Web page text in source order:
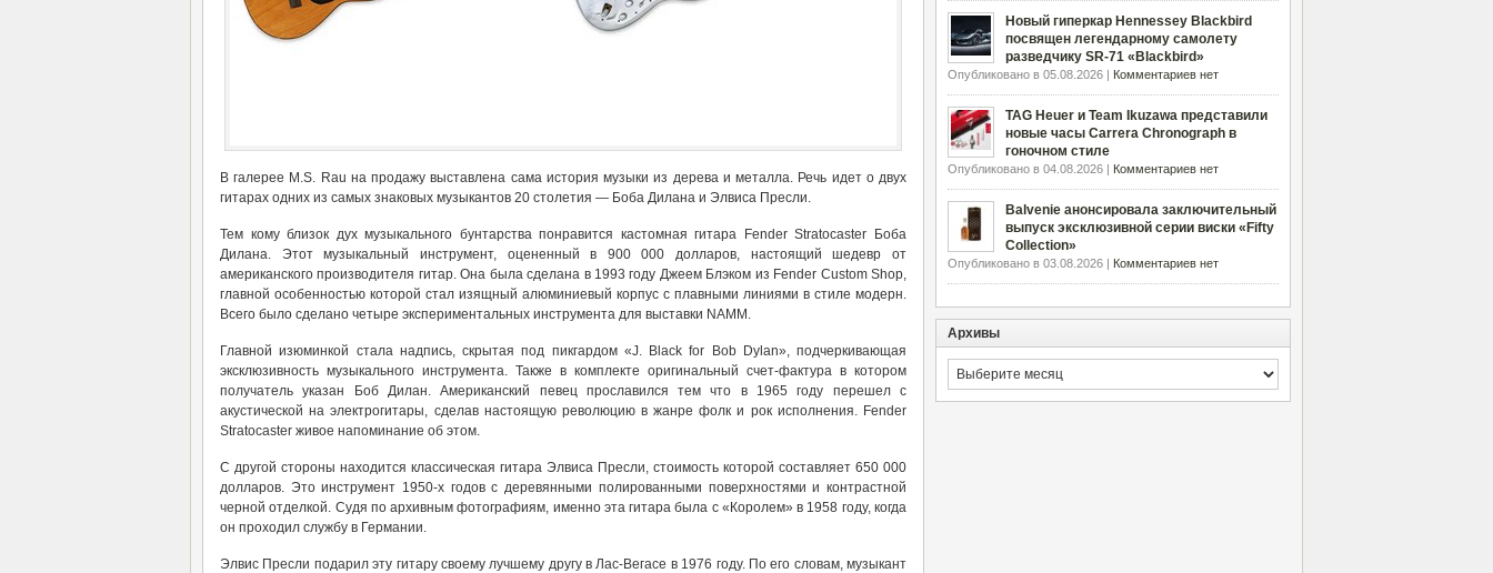
В галерее M.S. Rau на продажу выставлена сама история музыки из дерева и металла. Речь идет о двух
гитарах одних из самых знаковых музыкантов 20 столетия — Боба Дилана и Элвиса Пресли.
Тем кому близок дух музыкального бунтарства понравится кастомная гитара Fender Stratocaster Боба
Дилана. Этот музыкальный инструмент, оцененный в 900 000 долларов, настоящий шедевр от
американского производителя гитар. Она была сделана в 1993 году Джеем Блэком из Fender Custom Shop,
главной особенностью которой стал изящный алюминиевый корпус с плавными линиями в стиле модерн.
Всего было сделано четыре экспериментальных инструмента для выставки NAMM.
Главной изюминкой стала надпись, скрытая под пикгардом «J. Black for Bob Dylan», подчеркивающая
эксклюзивность музыкального инструмента. Также в комплекте оригинальный счет-фактура в котором
получатель указан Боб Дилан. Американский певец прославился тем что в 1965 году перешел с
акустической на электрогитары, сделав настоящую революцию в жанре фолк и рок исполнения. Fender
Stratocaster живое напоминание об этом.
С другой стороны находится классическая гитара Элвиса Пресли, стоимость которой составляет 650 000
долларов. Это инструмент 1950-х годов с деревянными полированными поверхностями и контрастной
черной отделкой. Судя по архивным фотографиям, именно эта гитара была с «Королем» в 1958 году, когда
он проходил службу в Германии.
Элвис Пресли подарил эту гитару своему лучшему другу в Лас-Вегасе в 1976 году. По его словам, музыкант
Новый гиперкар Hennessey Blackbird
посвящен легендарному самолету
разведчику SR-71 «Blackbird»
Опубликовано в 05.08.2026 | Комментариев нет
TAG Heuer и Team Ikuzawa представили
новые часы Carrera Chronograph в
гоночном стиле
Опубликовано в 04.08.2026 | Комментариев нет
Balvenie анонсировала заключительный
выпуск эксклюзивной серии виски «Fifty
Collection»
Опубликовано в 03.08.2026 | Комментариев нет
Архивы
Архивы